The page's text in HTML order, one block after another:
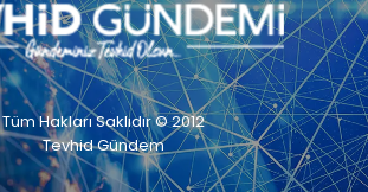
Tüm Hakları Saklıdır © 2012
Tevhid Gündem